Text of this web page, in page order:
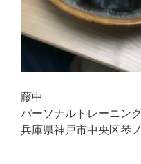
藤中
パーソナルトレーニン
兵庫県神戸市中央区琴